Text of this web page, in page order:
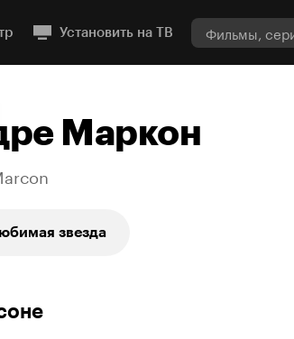
Установить на ТВ
Маркон
звезда